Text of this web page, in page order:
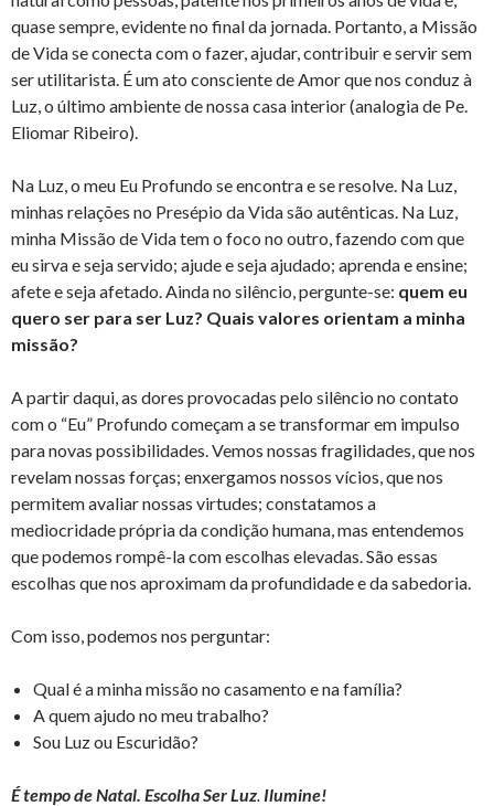
quase sempre, evidente no final da jornada. Portanto, a Missão
de Vida se conecta com o fazer, ajudar, contribuir e servir sem
ser utilitarista. É um ato consciente de Amor que nos conduz à
Luz, o último ambiente de nossa casa interior (analogia de Pe.
Eliomar Ribeiro).
Na Luz, o meu Eu Profundo se encontra e se resolve. Na Luz,
minhas relações no Presépio da Vida são autênticas. Na Luz,
minha Missão de Vida tem o foco no outro, fazendo com que
eu sirva e seja servido; ajude e seja ajudado; aprenda e ensine;
afete e seja afetado. Ainda no silêncio, pergunte-se: quem eu
quero ser para ser Luz? Quais valores orientam a minha
missão?
A partir daqui, as dores provocadas pelo silêncio no contato
com o “Eu” Profundo começam a se transformar em impulso
para novas possibilidades. Vemos nossas fragilidades, que nos
revelam nossas forças; enxergamos nossos vícios, que nos
permitem avaliar nossas virtudes; constatamos a
mediocridade própria da condição humana, mas entendemos
que podemos rompê-la com escolhas elevadas. São essas
escolhas que nos aproximam da profundidade e da sabedoria.
Com isso, podemos nos perguntar:
Qual é a minha missão no casamento e na família?
A quem ajudo no meu trabalho?
Sou Luz ou Escuridão?
É tempo de Natal. Escolha Ser Luz Ilumine!